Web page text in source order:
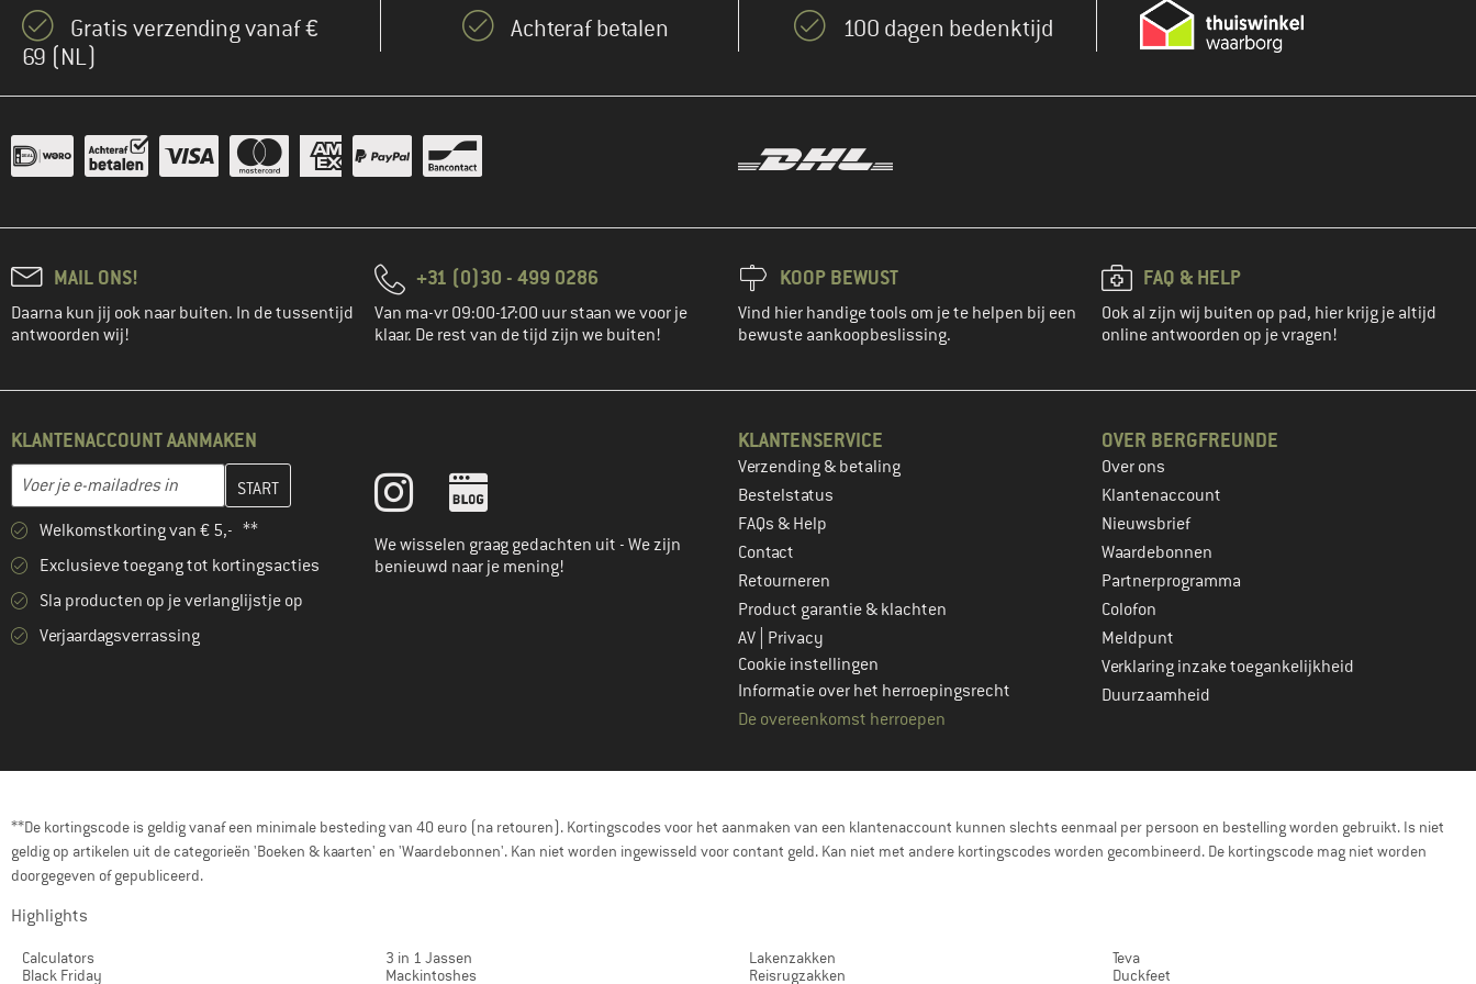
E9 (4)
ELBSAND(2)
Element(2)
Evoc
Fjällräven (24)
GreenBomb(6)
Halo(2)
Härkila(1)
Heber Peak (8)
Helly Hansen (4)
Houdini(1)
Hurley (1)
Icebreaker(1)
Apparel(4)
K-Way(3)
Gratis verzending vanaf €
69 (NL)
Achteraf betalen 100 dagen bedenktijd
MAIL ONS!
Daarna kun jij ook naar buiten. In de tussentijd
antwoorden wij!
+31 (0)30 - 499 0286
Van ma-vr 09:00-17:00 uur staan we voor je
klaar. De rest van de tijd zijn we buiten!
KOOP BEWUST
Vind hier handige tools om je te helpen bij een
bewuste aankoopbeslissing.
FAQ & HELP
Ook al zijn wij buiten op pad, hier krijg je altijd
online antwoorden op je vragen!
KLANTENACCOUNT AANMAKEN
E-mailadres
Vul je e-mailadres hier in en maak in de volgende stap je klantenaccount aan
Welkomstkorting van € 5,- **
Exclusieve toegang tot kortingsacties
Sla producten op je verlanglijstje op
Verjaardagsverrassing
We wisselen graag gedachten uit - We zijn
benieuwd naar je mening!
KLANTENSERVICE
Verzending & betaling
Bestelstatus
FAQs & Help
Contact
Retourneren
Product garantie & klachten
AV Privacy
Cookie instellingen
Informatie over het herroepingsrecht
De overeenkomst herroepen
OVER BERGFREUNDE
Over ons
Klantenaccount
Nieuwsbrief
Waardebonnen
Partnerprogramma
Colofon
Meldpunt
Verklaring inzake toegankelijkheid
Duurzaamheid
**De kortingscode is geldig vanaf een minimale besteding van 40 euro (na retouren). Kortingscodes voor het aanmaken van een klantenaccount kunnen slechts eenmaal per persoon en bestelling worden gebruikt. Is niet
geldig op artikelen uit de categorieën 'Boeken & kaarten' en 'Waardebonnen'. Kan niet worden ingewisseld voor contant geld. Kan niet met andere kortingscodes worden gecombineerd. De kortingscode mag niet worden
doorgegeven of gepubliceerd.
Highlights
Calculators
Black Friday
3 in 1 Jassen
Mackintoshes
Lakenzakken
Reisrugzakken
Teva
Duckfeet